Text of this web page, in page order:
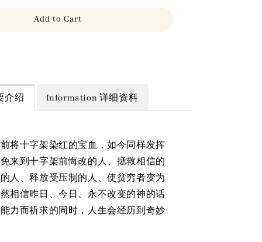
Add to Cart
介绍 Information 详细资料
将十字架染红的宝血，如今同样发挥
来到十字架前悔改的人、拯救相信的
人、释放受压制的人、使贫穷者变为
相信昨日、今日、永不改变的神的话
力而祈求的同时，人生会经历到奇妙